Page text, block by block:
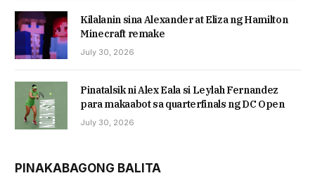
Kilalanin sina Alexander at Eliza ng Hamilton
Minecraft remake
July 30, 2026
Pinatalsik ni Alex Eala si Leylah Fernandez
para makaabot sa quarterfinals ng DC Open
July 30, 2026
PINAKABAGONG BALITA